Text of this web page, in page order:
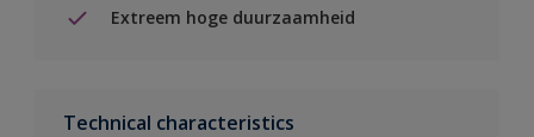
Extreem hoge duurzaamheid
Technical characteristics